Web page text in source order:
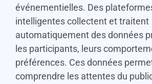
événementielles. Des
intelligentes collectent et traitent
automatiquement des données
les participants, leurs
préférences. Ces données
comprendre les attentes du